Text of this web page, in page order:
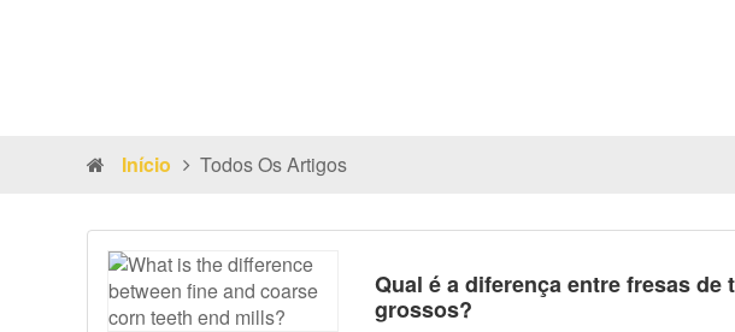
Início Todos Os Artigos
Qual é a diferença entre fresas
grossos?